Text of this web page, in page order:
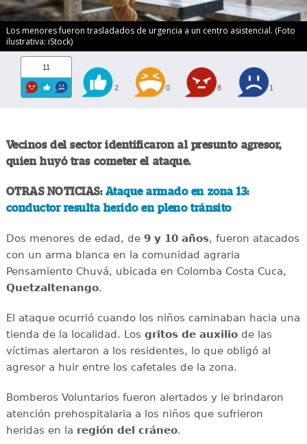
Los menores fueron trasladados de urgencia a un centro asistencial. (Foto
ilustrativa: iStock)
11
2 0 8 1
Vecinos del sector identificaron al presunto agresor,
quien huyó tras cometer el ataque.
OTRAS NOTICIAS:Ataque armado en zona 13:
conductor resulta herido en pleno tránsito
Dos menores de edad, de 9 y 10 años, fueron atacados
con un arma blanca en la comunidad agraria
Pensamiento Chuvá, ubicada en Colomba Costa Cuca,
Quetzaltenango.
El ataque ocurrió cuando los niños caminaban hacia una
tienda de la localidad. Los gritos de auxiliode las
víctimas alertaron a los residentes, lo que obligó al
agresor a huir entre los cafetales de la zona.
Bomberos Voluntarios fueron alertados y le brindaron
atención prehospitalaria a los niños que sufrieron
heridas en la región del cráneo.